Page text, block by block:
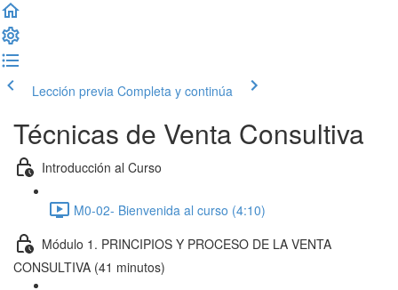
Lección previa Completa y continúa
Técnicas de Venta Consultiva
Introducción al Curso
M0-02- Bienvenida al curso (4:10)
Módulo 1. PRINCIPIOS Y PROCESO DE LA VENTA
CONSULTIVA (41 minutos)